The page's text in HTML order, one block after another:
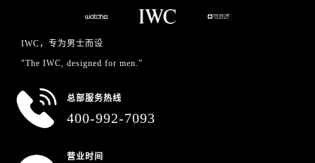
IWC，专为男士而设
"The IWC, designed for men.”
总部服务热线
400-992-7093
营业时间